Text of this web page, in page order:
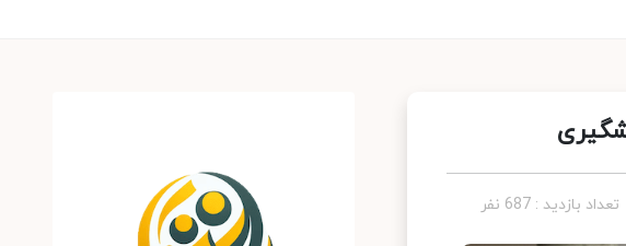
تعداد بازدید : 687 نفر